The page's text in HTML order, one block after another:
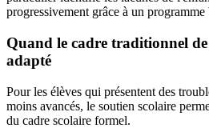
progressivement grâce à un
Quand le cadre traditionnel
adapté
Pour les élèves qui présentent des
moins avancés, le soutien scolaire
du cadre scolaire formel.